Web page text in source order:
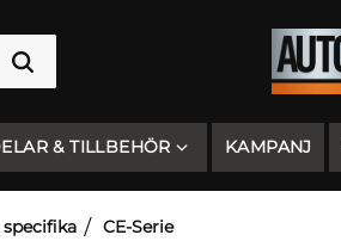
& TILLBEHÖR KAMPANJ
CE-Serie